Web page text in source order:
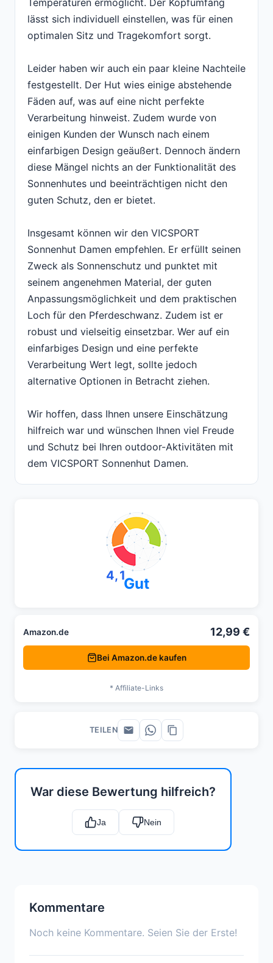
Temperaturen ermöglicht. Der Kopfumfang
lässt sich individuell einstellen, was für einen
optimalen Sitz und Tragekomfort sorgt.
Leider haben wir auch ein paar kleine Nachteile
festgestellt. Der Hut wies einige abstehende
Fäden auf, was auf eine nicht perfekte
Verarbeitung hinweist. Zudem wurde von
einigen Kunden der Wunsch nach einem
einfarbigen Design geäußert. Dennoch ändern
diese Mängel nichts an der Funktionalität des
Sonnenhutes und beeinträchtigen nicht den
guten Schutz, den er bietet.
Insgesamt können wir den VICSPORT
Sonnenhut Damen empfehlen. Er erfüllt seinen
Zweck als Sonnenschutz und punktet mit
seinem angenehmen Material, der guten
Anpassungsmöglichkeit und dem praktischen
Loch für den Pferdeschwanz. Zudem ist er
robust und vielseitig einsetzbar. Wer auf ein
einfarbiges Design und eine perfekte
Verarbeitung Wert legt, sollte jedoch
alternative Optionen in Betracht ziehen.
Wir hoffen, dass Ihnen unsere Einschätzung
hilfreich war und wünschen Ihnen viel Freude
und Schutz bei Ihren outdoor-Aktivitäten mit
dem VICSPORT Sonnenhut Damen.
War diese Bewertung hilfreich?
Ja Nein
Kommentare
Noch keine Kommentare. Seien Sie der Erste!
4,1Gut
Amazon.de 12,99 €
Bei Amazon.de kaufen
* Affiliate-Links
TEILEN